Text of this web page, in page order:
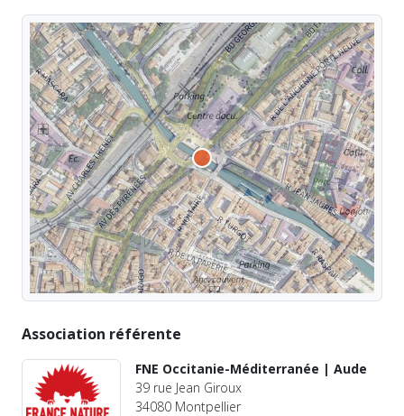
Association référente
FNE Occitanie-Méditerranée | Aude
39 rue Jean Giroux
34080 Montpellier